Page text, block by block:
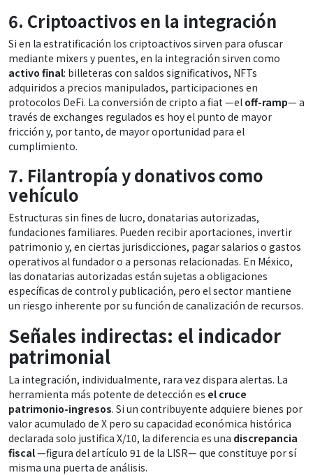
6. Criptoactivos en la integración
Si en la estratificación los criptoactivos sirven para ofuscar
mediante mixers y puentes, en la integración sirven como
activo final: billeteras con saldos significativos, NFTs
adquiridos a precios manipulados, participaciones en
protocolos DeFi. La conversión de cripto a fiat —el off-ramp— a
través de exchanges regulados es hoy el punto de mayor
fricción y, por tanto, de mayor oportunidad para el
cumplimiento.
7. Filantropía y donativos como
vehículo
Estructuras sin fines de lucro, donatarias autorizadas,
fundaciones familiares. Pueden recibir aportaciones, invertir
patrimonio y, en ciertas jurisdicciones, pagar salarios o gastos
operativos al fundador o a personas relacionadas. En México,
las donatarias autorizadas están sujetas a obligaciones
específicas de control y publicación, pero el sector mantiene
un riesgo inherente por su función de canalización de recursos.
Señales indirectas: el indicador
patrimonial
La integración, individualmente, rara vez dispara alertas. La
herramienta más potente de detección es el cruce
patrimonio-ingresos. Si un contribuyente adquiere bienes por
valor acumulado de X pero su capacidad económica histórica
declarada solo justifica X/10, la diferencia es una discrepancia
fiscal—figura del artículo 91 de la LISR— que constituye por sí
misma una puerta de análisis.